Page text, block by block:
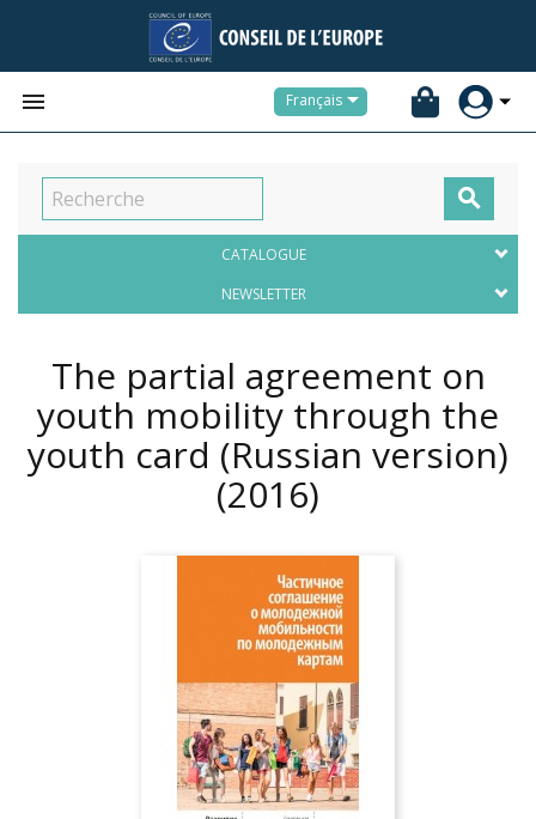
 Français

CATALOGUE
NEWSLETTER
The partial agreement on
youth mobility through the
youth card (Russian version)
(2016)